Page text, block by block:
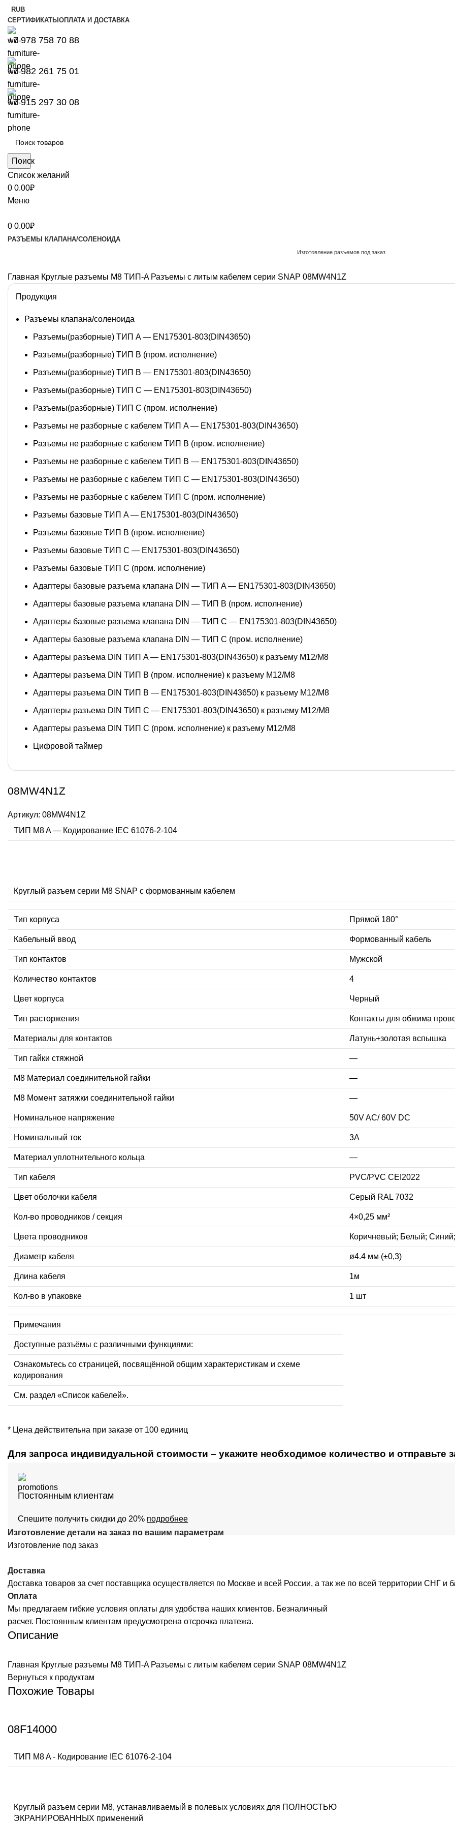
RUB
СЕРТИФИКАТЫОПЛАТА И ДОСТАВКА
+7 978 758 70 88
+7 982 261 75 01
+7 915 297 30 08
Поиск
Список желаний
0 0.00₽
Меню
0 0.00₽
РАЗЪЕМЫ КЛАПАНА/СОЛЕНОИДА
Изготовление разъемов под заказ
Главная Круглые разъемы M8 ТИП-A Разъемы с литым кабелем серии SNAP 08MW4N1Z
Продукция
Разъемы клапана/соленоида
Разъемы(разборные) ТИП A — EN175301-803(DIN43650)
Разъемы(разборные) ТИП В (пром. исполнение)
Разъемы(разборные) ТИП B — EN175301-803(DIN43650)
Разъемы(разборные) ТИП C — EN175301-803(DIN43650)
Разъемы(разборные) ТИП С (пром. исполнение)
Разъемы не разборные с кабелем ТИП A — EN175301-803(DIN43650)
Разъемы не разборные с кабелем ТИП B (пром. исполнение)
Разъемы не разборные с кабелем ТИП B — EN175301-803(DIN43650)
Разъемы не разборные с кабелем ТИП C — EN175301-803(DIN43650)
Разъемы не разборные с кабелем ТИП C (пром. исполнение)
Разъемы базовые ТИП A — EN175301-803(DIN43650)
Разъемы базовые ТИП В (пром. исполнение)
Разъемы базовые ТИП C — EN175301-803(DIN43650)
Разъемы базовые ТИП C (пром. исполнение)
Адаптеры базовые разъема клапана DIN — ТИП A — EN175301-803(DIN43650)
Адаптеры базовые разъема клапана DIN — ТИП B (пром. исполнение)
Адаптеры базовые разъема клапана DIN — ТИП C — EN175301-803(DIN43650)
Адаптеры базовые разъема клапана DIN — ТИП C (пром. исполнение)
Адаптеры разъема DIN ТИП A — EN175301-803(DIN43650) к разъему M12/M8
Адаптеры разъема DIN ТИП B (пром. исполнение) к разъему M12/M8
Адаптеры разъема DIN ТИП B — EN175301-803(DIN43650) к разъему M12/M8
Адаптеры разъема DIN ТИП C — EN175301-803(DIN43650) к разъему M12/M8
Адаптеры разъема DIN ТИП C (пром. исполнение) к разъему M12/M8
Цифровой таймер
08MW4N1Z
Артикул: 08MW4N1Z
ТИП M8 A — Кодирование IEC 61076-2-104
Круглый разъем серии M8 SNAP с формованным кабелем
Тип корпуса Прямой 180°
Кабельный ввод Формованный кабель
Тип контактов Мужской
Количество контактов 4
Цвет корпуса Черный
Тип расторжения Контакты для обжима
Материалы для контактов Латунь+золотая вспышка
Тип гайки стяжной —
М8 Материал соединительной гайки —
M8 Момент затяжки соединительной гайки —
Номинальное напряжение 50V AC/ 60V DC
Номинальный ток 3А
Материал уплотнительного кольца —
Тип кабеля PVC/PVC CEI2022
Цвет оболочки кабеля Серый RAL 7032
Кол-во проводников / секция 4×0,25 мм²
Цвета проводников Коричневый; Белый;
Диаметр кабеля ø4.4 мм (±0,3)
Длина кабеля 1м
Кол-во в упаковке 1 шт
Примечания
Доступные разъёмы с различными функциями:
Ознакомьтесь со страницей, посвящённой общим характеристикам и схеме
кодирования
См. раздел «Список кабелей».
* Цена действительна при заказе от 100 единиц
Для запроса индивидуальной стоимости – укажите необходимое количество и отправьте
Постоянным клиентам
Спешите получить скидки до 20% подробнее
Изготовление детали на заказ по вашим параметрам
Изготовление под заказ
Доставка
Доставка товаров за счет поставщика осуществляется по Москве и всей России, а так же по всей территории СНГ и
Оплата
Мы предлагаем гибкие условия оплаты для удобства наших клиентов. Безналичный
расчет. Постоянным клиентам предусмотрена отсрочка платежа.
Описание
Главная Круглые разъемы M8 ТИП-A Разъемы с литым кабелем серии SNAP 08MW4N1Z
Вернуться к продуктам
Похожие Товары
08F14000
ТИП M8 A - Кодирование IEC 61076-2-104
Круглый разъем серии M8, устанавливаемый в полевых условиях для ПОЛНОСТЬЮ
ЭКРАНИРОВАННЫХ применений